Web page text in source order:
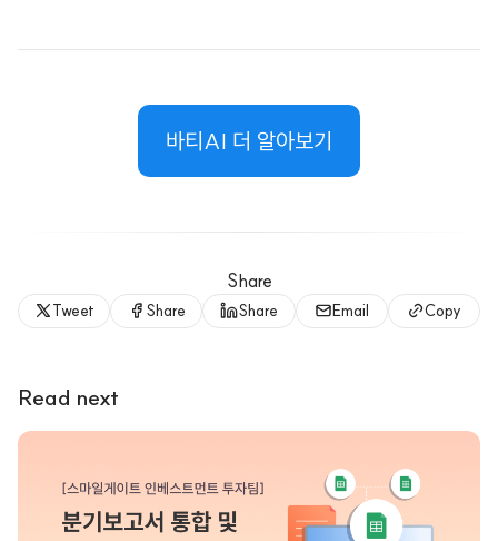
바티AI 더 알아보기
Share
Tweet Share Share Email Copy
Read next